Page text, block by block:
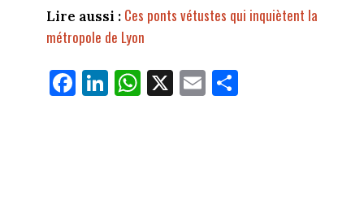
Lire aussi : Ces ponts vétustes qui inquiètent la
métropole de Lyon
Fa
ce
Li
nk
W
ha
X E
m
Pa